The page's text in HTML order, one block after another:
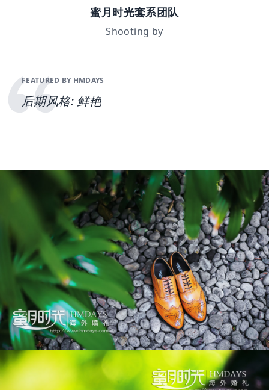
蜜月时光套系团队
Shooting by
FEATURED BY HMDAYS
后期风格: 鲜艳